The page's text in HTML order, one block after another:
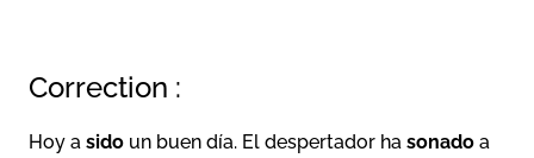
Correction :
Hoy a sido un buen día. El despertador ha sonado a